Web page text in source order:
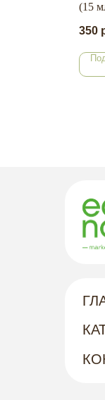
(15
350